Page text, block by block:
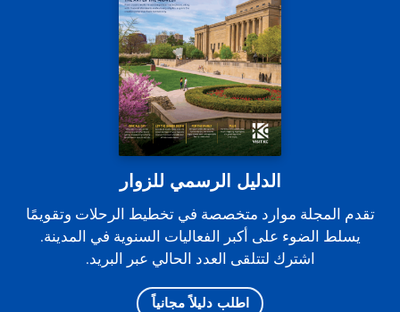
الدليل الرسمي للزوار
تقدم المجلة موارد متخصصة في تخطيط الرحلات وتقويمًا
يسلط الضوء على أكبر الفعاليات السنوية في المدينة.
اشترك لتتلقى العدد الحالي عبر البريد.
اطلب دليلاً مجانياً